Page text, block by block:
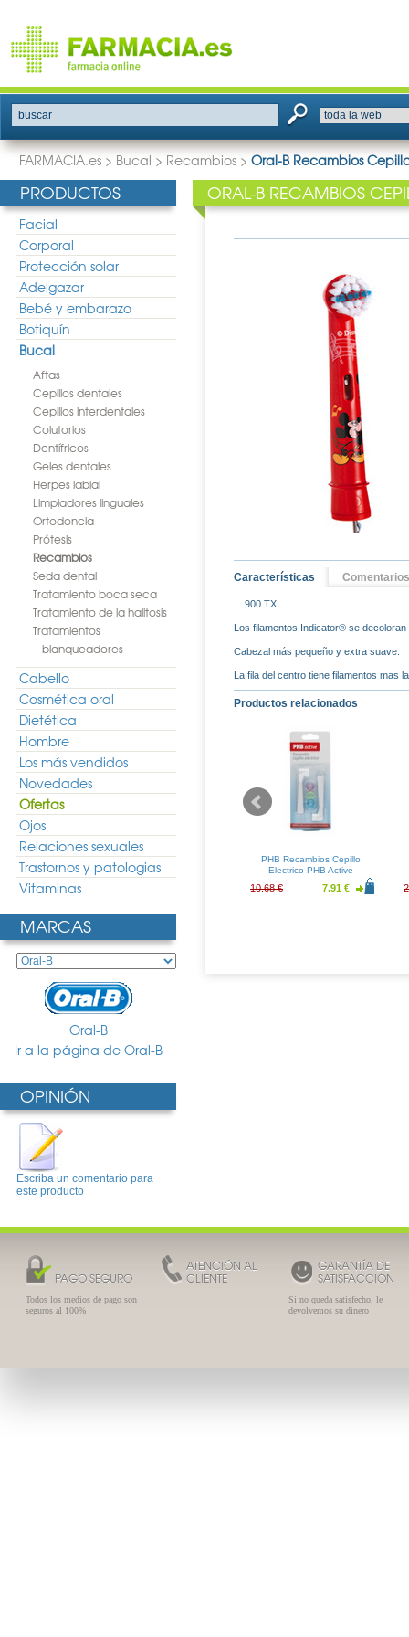
buscar
FARMACIA.es > Bucal > Recambios > Oral-B Recambios
PRODUCTOS
Facial
Corporal
Protección solar
Adelgazar
Bebé y embarazo
Botiquín
Bucal
Aftas
Cepillos dentales
Cepillos interdentales
Colutorios
Dentífricos
Geles dentales
Herpes labial
Limpiadores linguales
Ortodoncia
Prótesis
Recambios
Seda dental
Tratamiento boca seca
Tratamiento de la halitosis
Tratamientos
blanqueadores
Cabello
Cosmética oral
Dietética
Hombre
Los más vendidos
Novedades
Ofertas
Ojos
Relaciones sexuales
Trastornos y patologias
Vitaminas
MARCAS
Oral-B
Ir a la página de Oral-B
OPINIÓN
Escriba un comentario para
este producto
ORAL-B RECAMBIOS
Características Comentarios
... 900 TX
Los filamentos Indicator® se
Cabezal más pequeño y extra suave.
La fila del centro tiene filamentos mas
Productos relacionados
Electrico
Care PC600
47.87 €
Oral-B Cepillo Electrico Vitality
Precision Clean Naranja
PHB Recambios Cepillo
Electrico PHB Active
10.68 € 7.91 €
PAGO SEGURO
Todos los medios de pago son
seguros al 100%
ATENCIÓN AL
CLIENTE
GARANTÍA DE
SATISFACCIÓN
Si no queda satisfecho, le
devolvemos su dinero